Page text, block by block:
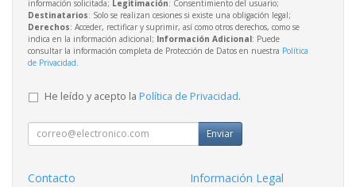
información solicitada; Legitimación: Consentimiento del usuario;
Destinatarios: Solo se realizan cesiones si existe una obligación legal;
Derechos: Acceder, rectificar y suprimir, así como otros derechos, como se
indica en la información adicional; Información Adicional: Puede
consultar la información completa de Protección de Datos en nuestra Política
de Privacidad
He leído y acepto la Política de Privacidad.
Enviar
Contacto
Información Legal